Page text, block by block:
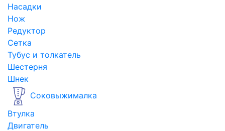
Насадки
Нож
Редуктор
Сетка
Тубус и толкатель
Шестерня
Шнек
Соковыжималка
Втулка
Двигатель